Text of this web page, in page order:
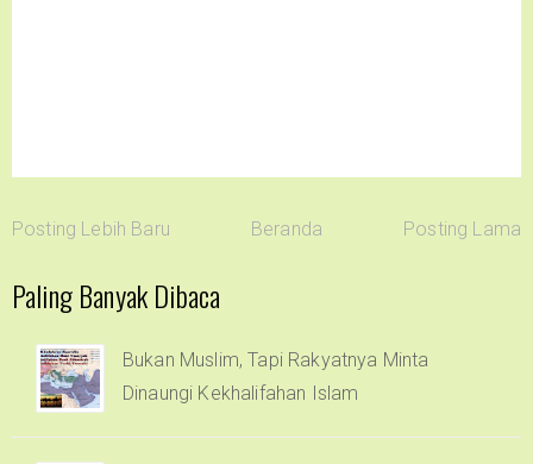
Posting Lebih Baru Beranda Posting Lama
Paling Banyak Dibaca
Bukan Muslim, Tapi Rakyatnya Minta
Dinaungi Kekhalifahan Islam